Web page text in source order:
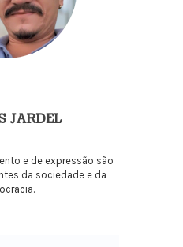
JARDEL
e de expressão são
da sociedade e da